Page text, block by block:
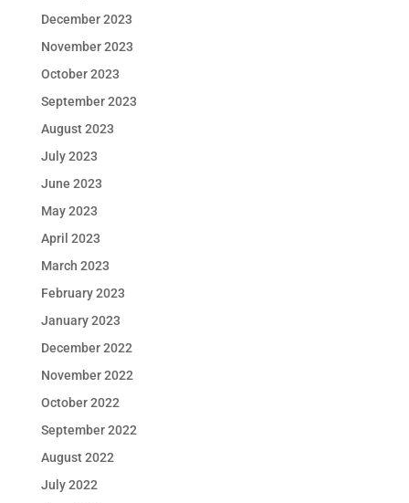
December 2023
November 2023
October 2023
September 2023
August 2023
July 2023
June 2023
May 2023
April 2023
March 2023
February 2023
January 2023
December 2022
November 2022
October 2022
September 2022
August 2022
July 2022